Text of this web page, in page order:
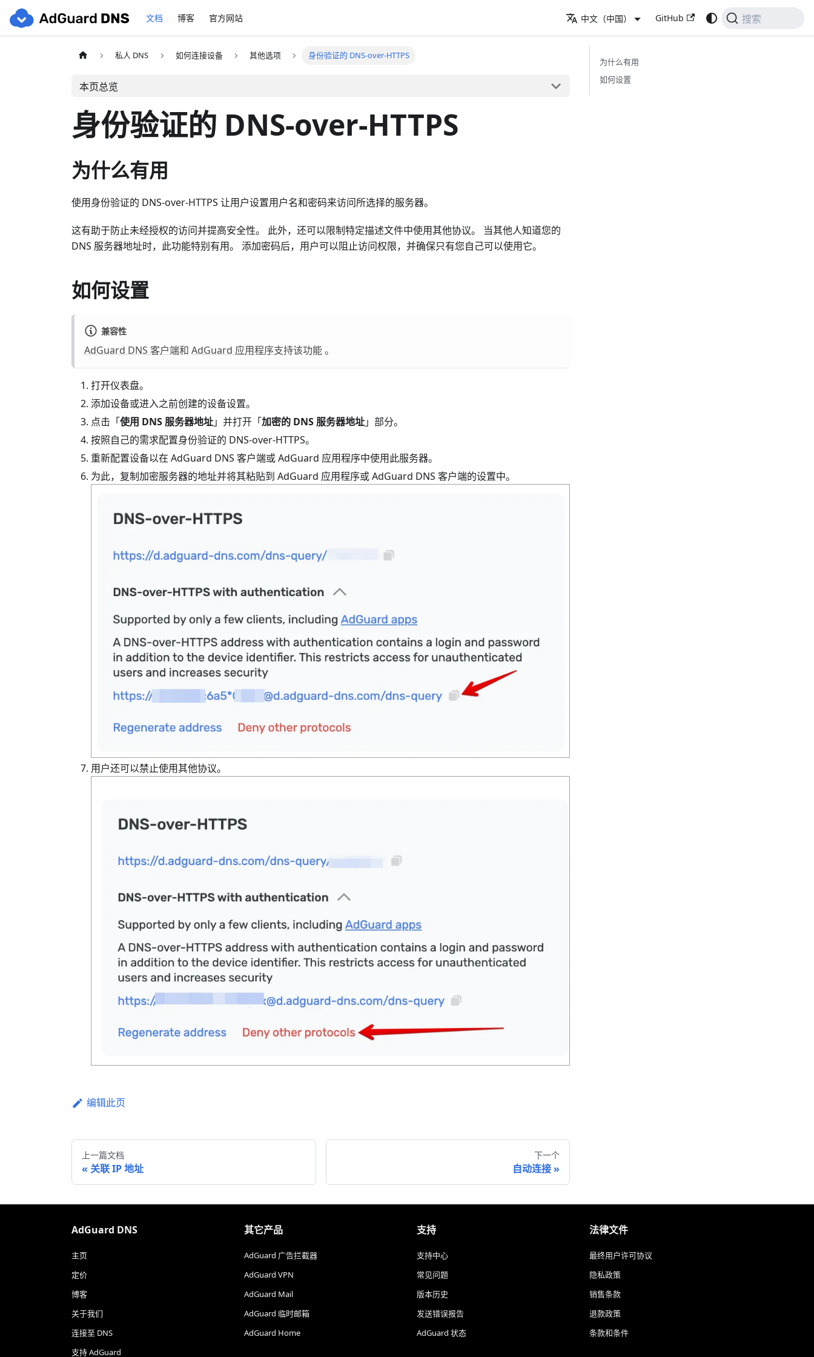
文档 博客 官方网站 中文（中国） GitHub 搜索
私人 DNS 如何连接设备 其他选项 身份验证的 DNS-over-HTTPS
本页总览
身份验证的 DNS-over-HTTPS
为什么有用
使用身份验证的 DNS-over-HTTPS 让用户设置用户名和密码来访问所选择的服务器。
这有助于防止未经授权的访问并提高安全性。 此外，还可以限制特定描述文件中使用其他协议。 当其他人知道您的
DNS 服务器地址时，此功能特别有用。 添加密码后，用户可以阻止访问权限，并确保只有您自己可以使用它。
如何设置
兼容性
AdGuard DNS 客户端和 AdGuard 应用程序支持该功能 。
打开仪表盘。
添加设备或进入之前创建的设备设置。
点击「使用 DNS 服务器地址」并打开「加密的 DNS 服务器地址」部分。
按照自己的需求配置身份验证的 DNS-over-HTTPS。
重新配置设备以在 AdGuard DNS 客户端或 AdGuard 应用程序中使用此服务器。
为此，复制加密服务器的地址并将其粘贴到 AdGuard 应用程序或 AdGuard DNS 客户端的设置中。
用户还可以禁止使用其他协议。
编辑此页
上一篇文档
关联 IP 地址
下一个
自动连接
为什么有用
如何设置
AdGuard DNS
主页
定价
博客
关于我们
连接至 DNS
支持 AdGuard
其它产品
AdGuard 广告拦截器
AdGuard VPN
AdGuard Mail
AdGuard 临时邮箱
AdGuard Home
支持
支持中心
常见问题
版本历史
发送错误报告
AdGuard 状态
法律文件
最终用户许可协议
隐私政策
销售条款
退款政策
条款和条件